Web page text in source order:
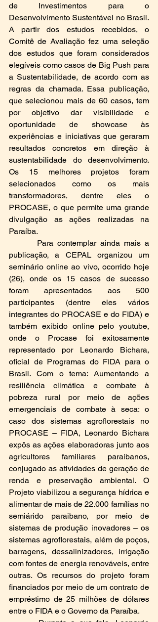
de Investimentos para o
Desenvolvimento Sustentável no Brasil.
A partir dos estudos recebidos, o
Comitê de Avaliação fez uma seleção
dos estudos que foram considerados
elegíveis como casos de Big Push para
a Sustentabilidade, de acordo com as
regras da chamada. Essa publicação,
que selecionou mais de 60 casos, tem
por objetivo dar visibilidade e
oportunidade de showcase às
experiências e iniciativas que geraram
resultados concretos em direção à
sustentabilidade do desenvolvimento.
Os 15 melhores projetos foram
selecionados como os mais
transformadores, dentre eles o
PROCASE, o que permite uma grande
divulgação as ações realizadas na
Paraíba.
publicação, a CEPAL organizou um
seminário online ao vivo, ocorrido hoje
(26), onde os 15 casos de sucesso
foram apresentados aos 500
participantes (dentre eles vários
integrantes do PROCASE e do FIDA) e
também exibido online pelo youtube,
onde o Procase foi exitosamente
representado por Leonardo Bichara,
oficial de Programas do FIDA para o
Brasil. Com o tema: Aumentando a
resiliência climática e combate à
pobreza rural por meio de ações
emergenciais de combate à seca: o
caso dos sistemas agroflorestais no
PROCASE – FIDA, Leonardo Bichara
expôs as ações elaboradoras junto aos
agricultores familiares paraibanos,
conjugado as atividades de geração de
renda e preservação ambiental. O
Projeto viabilizou a segurança hídrica e
alimentar de mais de 22.000 famílias no
semiárido paraibano, por meio de
sistemas de produção inovadores – os
sistemas agroflorestais, além de poços,
barragens, dessalinizadores, irrigação
com fontes de energia renováveis, entre
outras. Os recursos do projeto foram
financiados por meio de um contrato de
empréstimo de 25 milhões de dólares
entre o FIDA e o Governo da Paraíba.